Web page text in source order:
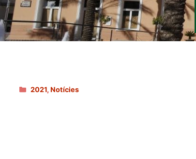
Categories
2021, Notícies